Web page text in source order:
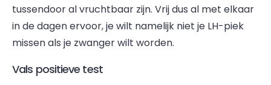
tussendoor al vruchtbaar zijn. Vrij dus al met elkaar
in de dagen ervoor, je wilt namelijk niet je LH-piek
missen als je zwanger wilt worden.
Vals positieve test